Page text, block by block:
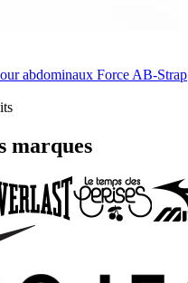
abdominaux Force AB-Strap
marques